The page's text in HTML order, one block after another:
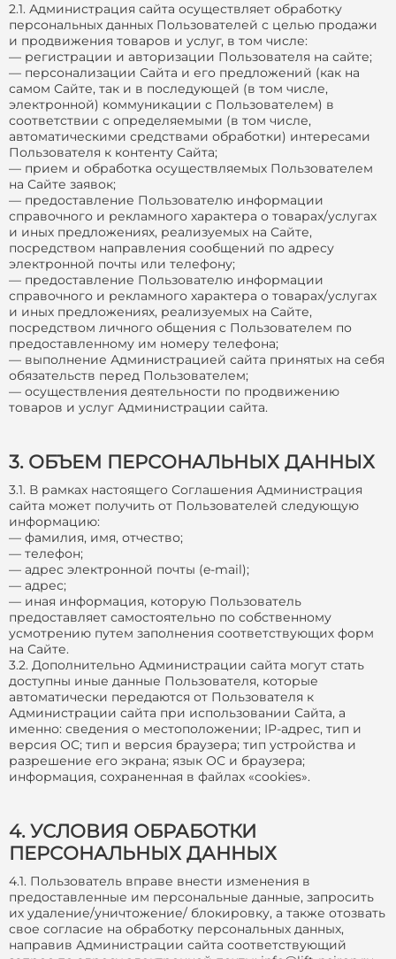
2.1. Администрация сайта осуществляет обработку
персональных данных Пользователей с целью продажи
и продвижения товаров и услуг, в том числе:
— регистрации и авторизации Пользователя на сайте;
— персонализации Сайта и его предложений (как на
самом Сайте, так и в последующей (в том числе,
электронной) коммуникации с Пользователем) в
соответствии с определяемыми (в том числе,
автоматическими средствами обработки) интересами
Пользователя к контенту Сайта;
— прием и обработка осуществляемых Пользователем
на Сайте заявок;
— предоставление Пользователю информации
справочного и рекламного характера о товарах/услугах
и иных предложениях, реализуемых на Сайте,
посредством направления сообщений по адресу
электронной почты или телефону;
— предоставление Пользователю информации
справочного и рекламного характера о товарах/услугах
и иных предложениях, реализуемых на Сайте,
посредством личного общения с Пользователем по
предоставленному им номеру телефона;
— выполнение Администрацией сайта принятых на себя
обязательств перед Пользователем;
— осуществления деятельности по продвижению
товаров и услуг Администрации сайта.
3. ОБЪЕМ ПЕРСОНАЛЬНЫХ ДАННЫХ
3.1. В рамках настоящего Соглашения Администрация
сайта может получить от Пользователей следующую
информацию:
— фамилия, имя, отчество;
— телефон;
— адрес электронной почты (e-mail);
— адрес;
— иная информация, которую Пользователь
предоставляет самостоятельно по собственному
усмотрению путем заполнения соответствующих форм
на Сайте.
3.2. Дополнительно Администрации сайта могут стать
доступны иные данные Пользователя, которые
автоматически передаются от Пользователя к
Администрации сайта при использовании Сайта, а
именно: сведения о местоположении; IP-адрес, тип и
версия ОС; тип и версия браузера; тип устройства и
разрешение его экрана; язык ОС и браузера;
информация, сохраненная в файлах «cookies».
4. УСЛОВИЯ ОБРАБОТКИ
ПЕРСОНАЛЬНЫХ ДАННЫХ
4.1. Пользователь вправе внести изменения в
предоставленные им персональные данные, запросить
их удаление/уничтожение/ блокировку, а также отозвать
свое согласие на обработку персональных данных,
направив Администрации сайта соответствующий